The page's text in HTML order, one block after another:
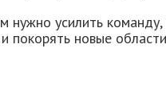
нужно усилить
покорять новые